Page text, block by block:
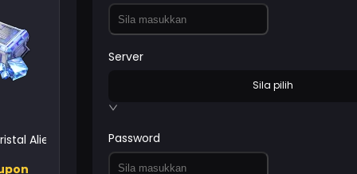
Alien
Server
Sila pilih
Password